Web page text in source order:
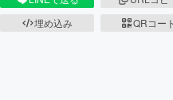
埋め込み
QRコー